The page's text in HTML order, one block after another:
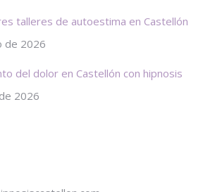
talleres de autoestima en Castellón
de 2026
del dolor en Castellón con hipnosis
2026